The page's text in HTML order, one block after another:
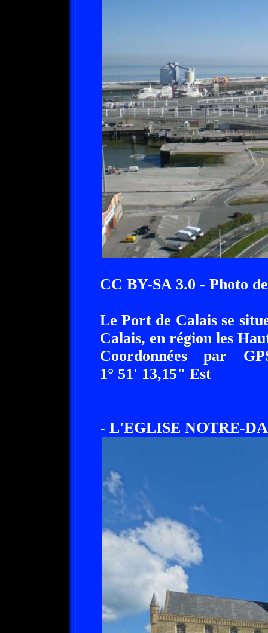
CC BY-SA 3.0 - Photo
Le Port de Calais se
Calais, en région les
Coordonnées par
1° 51' 13,15" Est
- L'EGLISE NOTRE-